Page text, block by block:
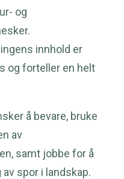
og
innhold er
og forteller en helt
å bevare, bruke
av
samt jobbe for å
spor i landskap.